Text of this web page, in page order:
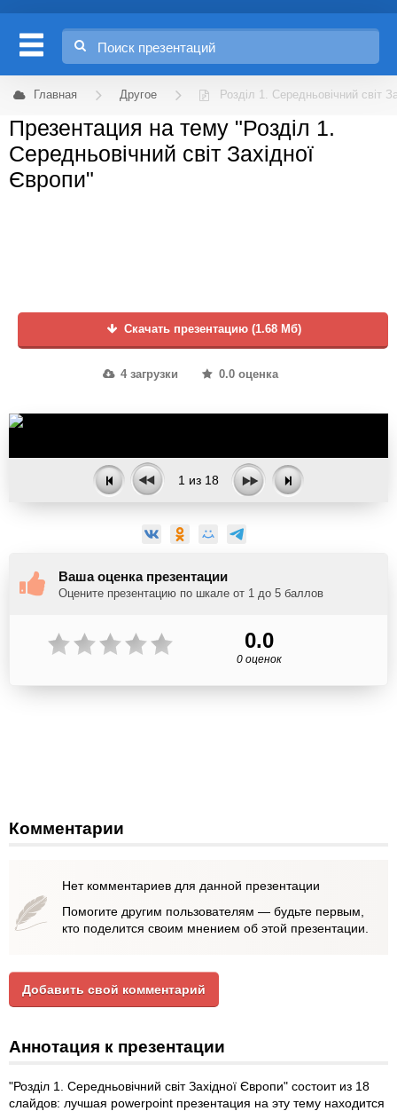
Главная Другое Розділ 1. Середньовічний світ
Презентация на тему "Розділ 1.
Середньовічний світ Західної
Європи"
Скачать презентацию (1.68 Мб)
4 загрузки 0.0 оценка
1 из 18
Ваша оценка презентации
Оцените презентацию по шкале от 1 до 5 баллов
0.0
0 оценок
Комментарии
Нет комментариев для данной презентации
Помогите другим пользователям — будьте первым,
кто поделится своим мнением об этой презентации.
Добавить свой комментарий
Аннотация к презентации
"Розділ 1. Середньовічний світ Західної Європи" состоит из 18
слайдов: лучшая powerpoint презентация на эту тему находится